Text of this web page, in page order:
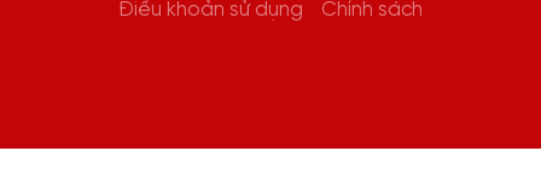
Điều khoản sử dụng
Chính sách